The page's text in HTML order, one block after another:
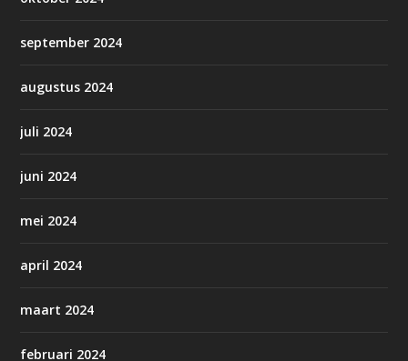
september 2024
augustus 2024
juli 2024
juni 2024
mei 2024
april 2024
maart 2024
februari 2024